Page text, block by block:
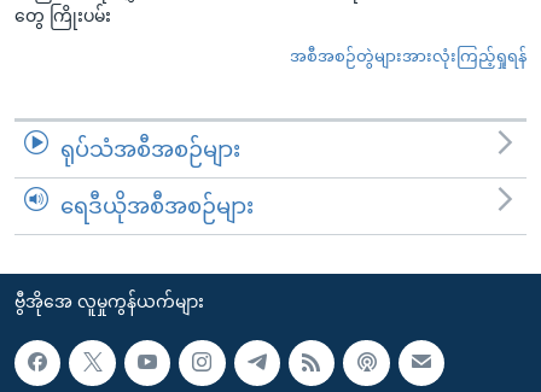
တွေ ကြိုးပမ်း
အစီအစဉ်တွဲများအားလုံးကြည့်ရှုရန်
ရုပ်သံအစီအစဉ်များ
ရေဒီယိုအစီအစဉ်များ
ဗွီအိုအေ လူမှုကွန်ယက်များ